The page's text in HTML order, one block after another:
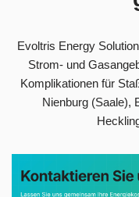
Evoltris Energy
Strom- und
Komplikationen für
Nienburg (Saale),